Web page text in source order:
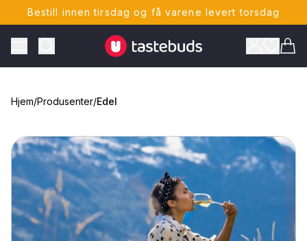
Bestill innen tirsdag og få varene levert torsdag
Toggle Menu
Tastebuds - Lokalmat rett hjem
Hjem/Produsenter/Edel